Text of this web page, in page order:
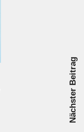
Nächster Beitrag